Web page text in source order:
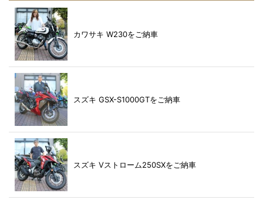
カワサキ W230をご納車
スズキ GSX-S1000GTをご納車
スズキ Vストローム250SXをご納車